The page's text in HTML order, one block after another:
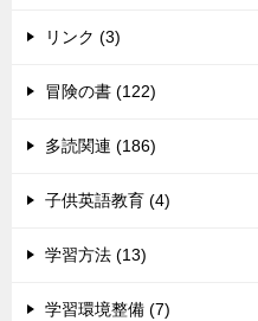
リンク (3)
冒険の書 (122)
多読関連 (186)
子供英語教育 (4)
学習方法 (13)
学習環境整備 (7)